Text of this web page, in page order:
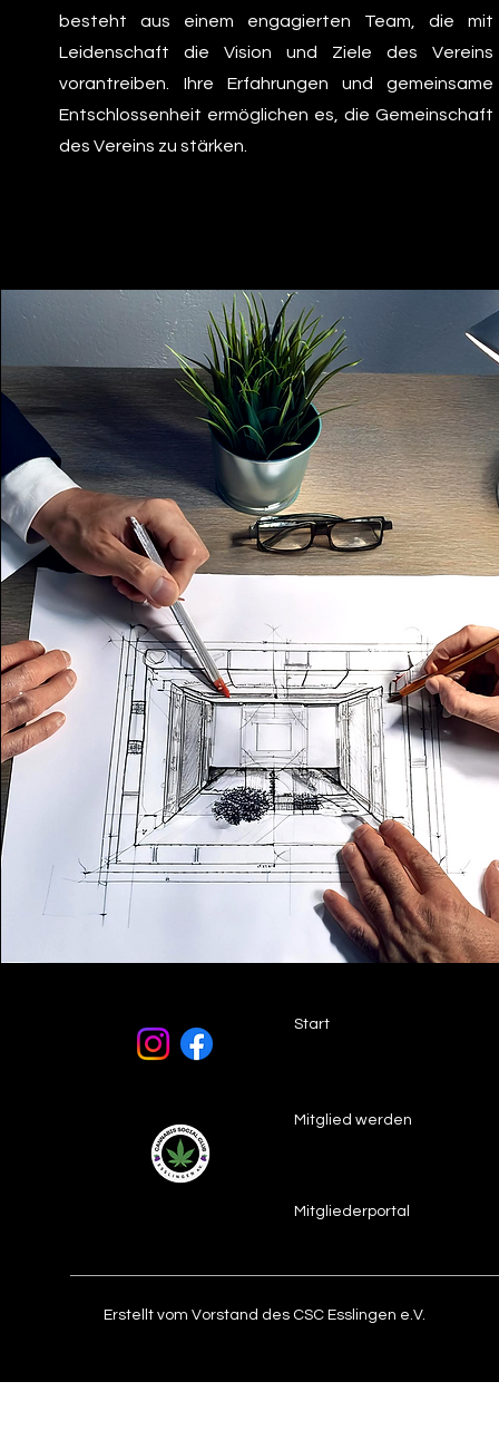
besteht aus einem engagierten Team, die mit
Leidenschaft die Vision und Ziele des Vereins
vorantreiben. Ihre Erfahrungen und gemeinsame
Entschlossenheit ermöglichen es, die Gemeinschaft
des Vereins zu stärken.
Start
Mitglied werden
Mitgliederportal
Erstellt vom Vorstand des CSC Esslingen e.V.